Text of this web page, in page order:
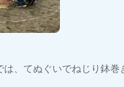
、てぬぐいでねじり鉢巻